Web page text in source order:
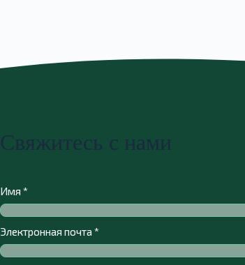
Свяжитесь с нами
Имя *
Электронная почта *